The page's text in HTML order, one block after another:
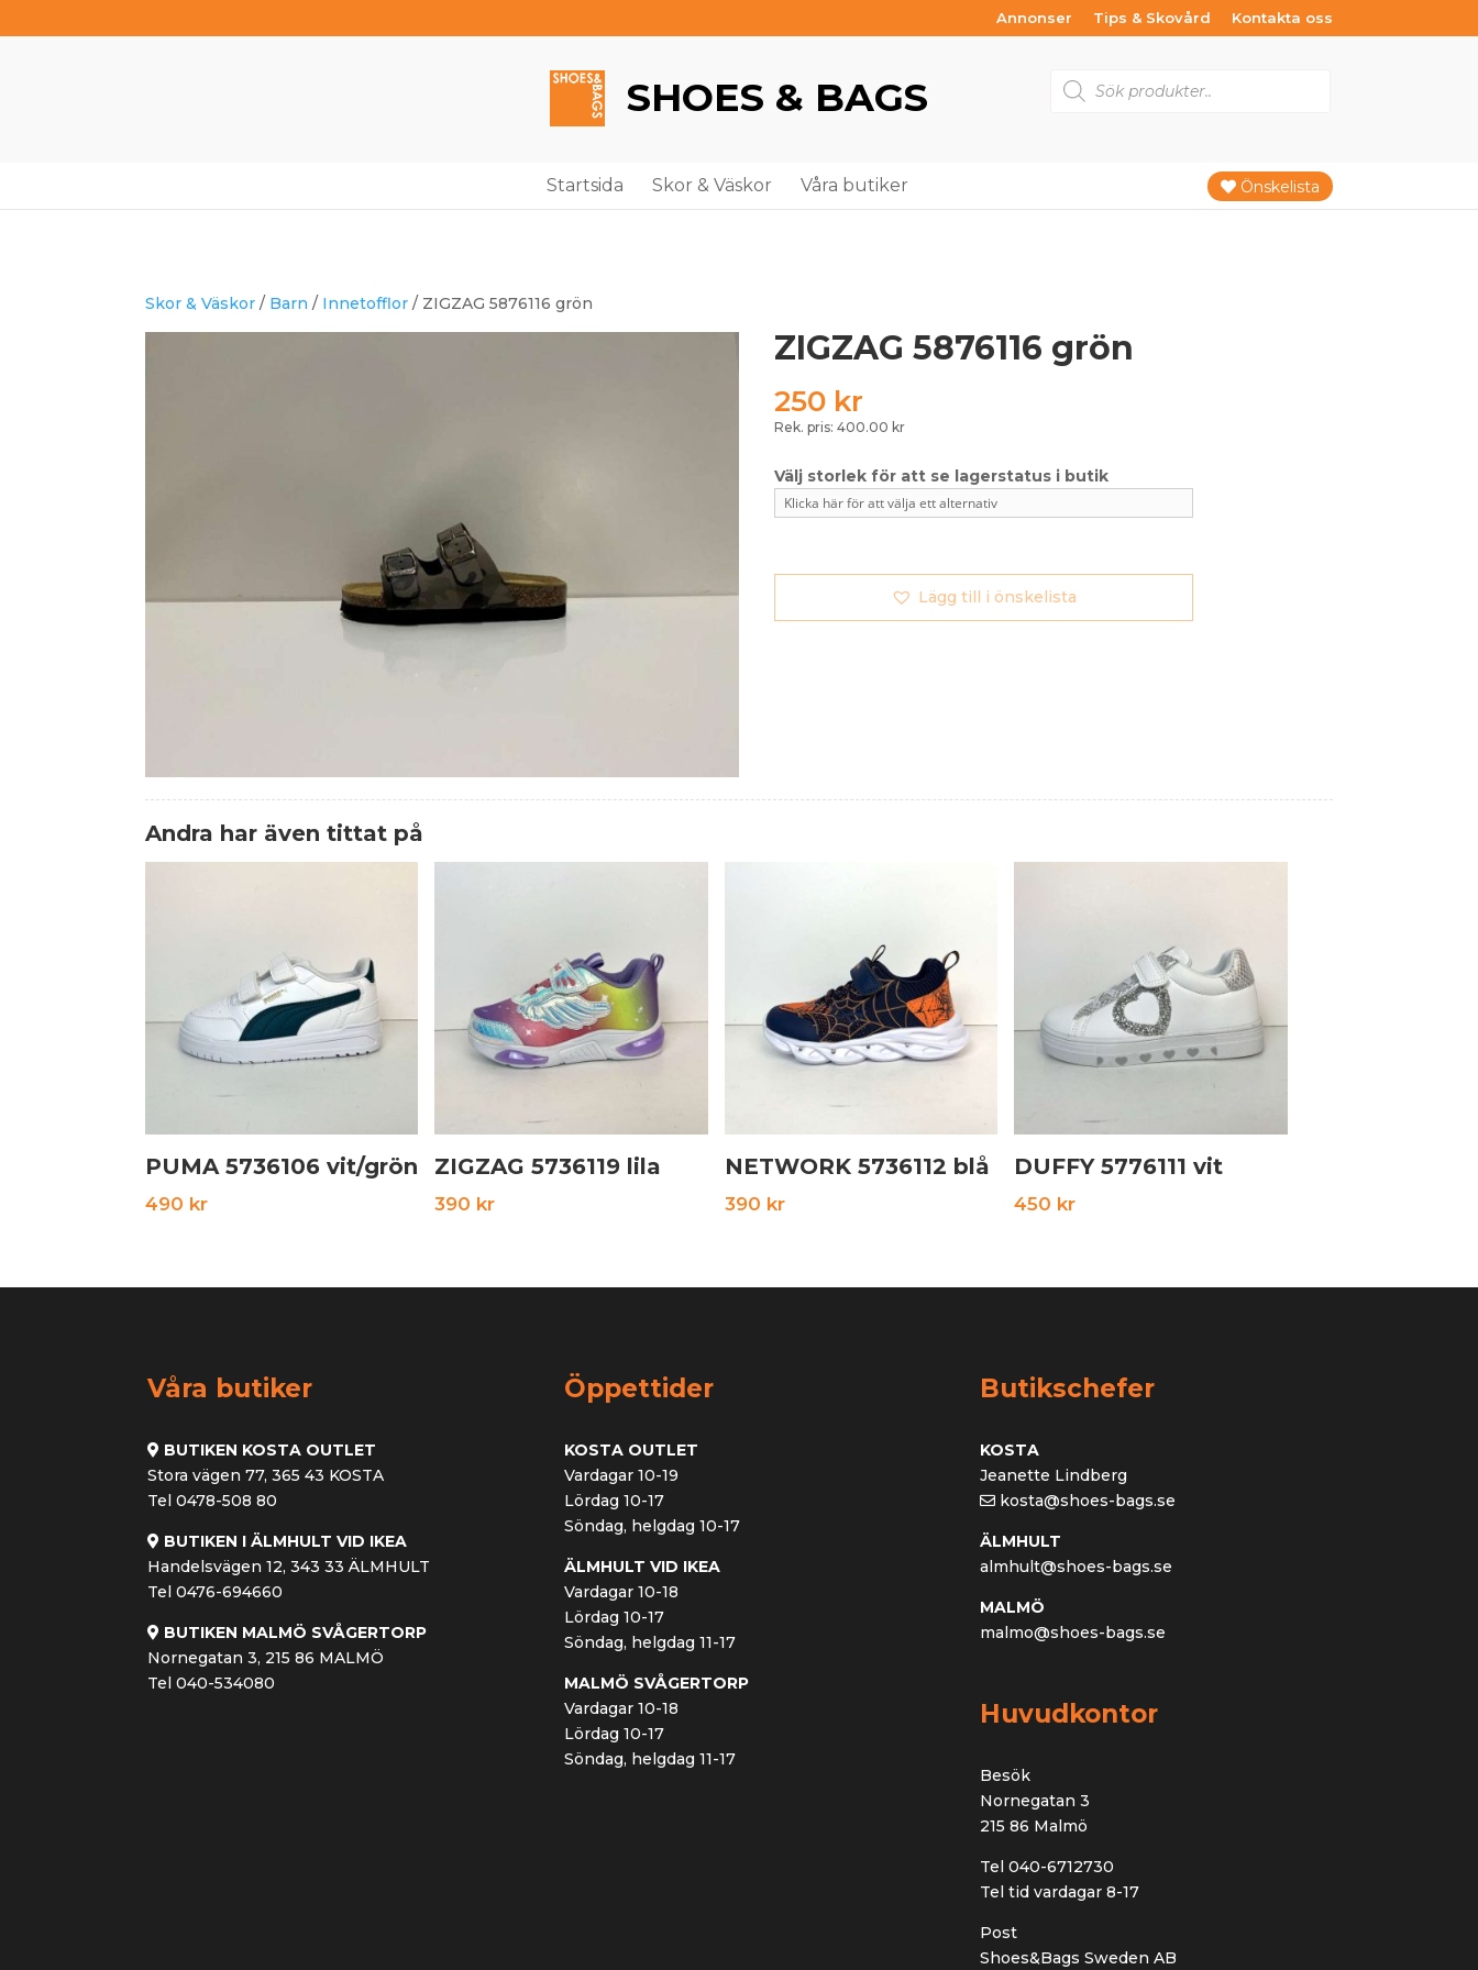
Annonser Tips & Skovård Kontakta oss
SHOES & BAGS search
Startsida Skor & Väskor Våra butiker Önskelista
Skor & Väskor / Barn / Innetofflor / ZIGZAG 5876116 grön
ZIGZAG 5876116 grön
250 kr
Rek. pris: 400.00 kr
Lägg till i önskelista
Andra har även tittat på
PUMA 5736106 vit/grön
490 kr
ZIGZAG 5736119 lila
390 kr
NETWORK 5736112 blå
390 kr
DUFFY 5776111 vit
450 kr
Våra butiker
BUTIKEN KOSTA OUTLET
Stora vägen 77, 365 43 KOSTA
Tel 0478-508 80
BUTIKEN I ÄLMHULT VID IKEA
Handelsvägen 12, 343 33 ÄLMHULT
Tel 0476-694660
BUTIKEN MALMÖ SVÅGERTORP
Nornegatan 3, 215 86 MALMÖ
Tel 040-534080
Öppettider
KOSTA OUTLET
Vardagar 10-19
Lördag 10-17
Söndag, helgdag 10-17
ÄLMHULT VID IKEA
Vardagar 10-18
Lördag 10-17
Söndag, helgdag 11-17
MALMÖ SVÅGERTORP
Vardagar 10-18
Lördag 10-17
Söndag, helgdag 11-17
Butikschefer
KOSTA
Jeanette Lindberg
kosta@shoes-bags.se
ÄLMHULT
almhult@shoes-bags.se
MALMÖ
malmo@shoes-bags.se
Huvudkontor
Besök
Nornegatan 3
215 86 Malmö
Tel 040-6712730
Tel tid vardagar 8-17
Post
Shoes&Bags Sweden AB